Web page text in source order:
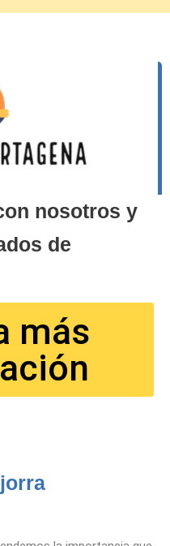
nosotros y
de
más